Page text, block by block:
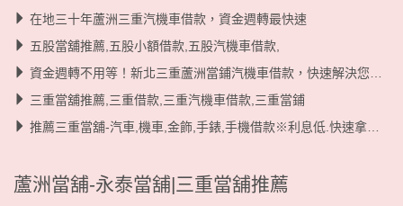
在地三十年蘆洲三重汽機車借款，資金週轉最快速
五股當舖推薦,五股小額借款,五股汽機車借款,
資金週轉不用等！新北三重蘆洲當鋪汽機車借款，快速解決您的燃眉之急！
三重當舖推薦,三重借款,三重汽機車借款,三重當鋪
推薦三重當舖-汽車,機車,金飾,手錶,手機借款※利息低.快速拿現金
蘆洲當舖-永泰當舖|三重當舖推薦